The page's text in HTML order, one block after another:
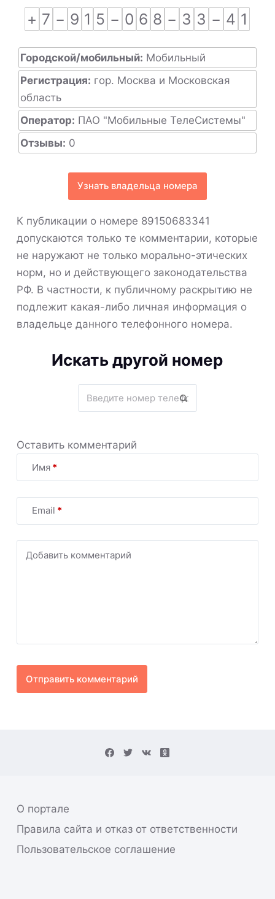
+ 7 − 9 1 5 − 0 6 8 − 3 3 − 4 1
Городской/мобильный: Мобильный
Регистрация: гор. Москва и Московская
область
Оператор: ПАО "Мобильные ТелеСистемы"
Отзывы: 0
Узнать владельца номера
К публикации о номере 89150683341
допускаются только те комментарии, которые
не наружают не только морально-этических
норм, но и действующего законодательства
РФ. В частности, к публичному раскрытию не
подлежит какая-либо личная информация о
владельце данного телефонного номера.
Искать другой номер
Оставить комментарий
Имя *
Email *
Добавить комментарий
Отправить комментарий
О портале
Правила сайта и отказ от ответственности
Пользовательское соглашение